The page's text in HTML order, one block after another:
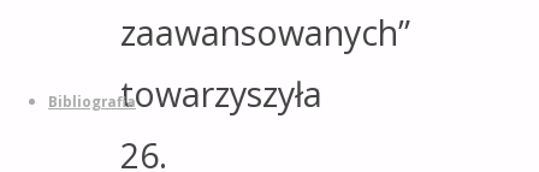
Bibliografia
zaawansowanych”
towarzyszyła
26.